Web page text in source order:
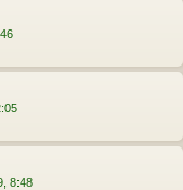
8:48